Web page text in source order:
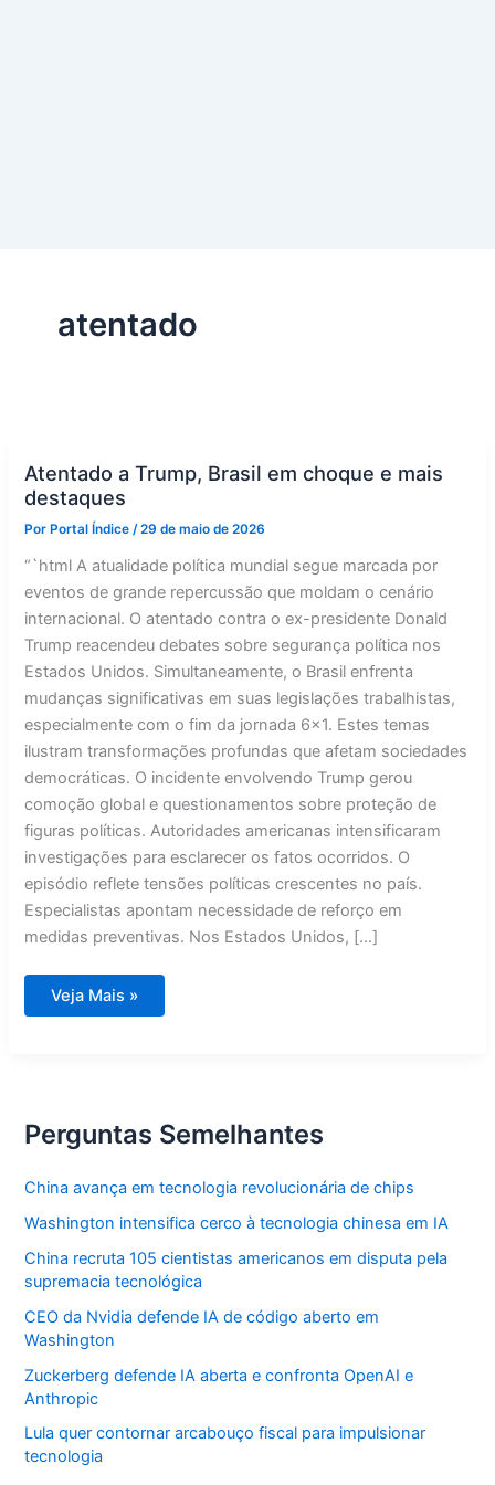
atentado
Atentado a Trump, Brasil em choque e mais
destaques
Por Portal Índice/29 de maio de 2026
“`html A atualidade política mundial segue marcada por
eventos de grande repercussão que moldam o cenário
internacional. O atentado contra o ex-presidente Donald
Trump reacendeu debates sobre segurança política nos
Estados Unidos. Simultaneamente, o Brasil enfrenta
mudanças significativas em suas legislações trabalhistas,
especialmente com o fim da jornada 6×1. Estes temas
ilustram transformações profundas que afetam sociedades
democráticas. O incidente envolvendo Trump gerou
comoção global e questionamentos sobre proteção de
figuras políticas. Autoridades americanas intensificaram
investigações para esclarecer os fatos ocorridos. O
episódio reflete tensões políticas crescentes no país.
Especialistas apontam necessidade de reforço em
medidas preventivas. Nos Estados Unidos, […]
Atentado
Veja Mais »
Perguntas Semelhantes
China avança em tecnologia revolucionária de chips
Washington intensifica cerco à tecnologia chinesa em IA
China recruta 105 cientistas americanos em disputa pela
supremacia tecnológica
CEO da Nvidia defende IA de código aberto em
Washington
Zuckerberg defende IA aberta e confronta OpenAI e
Anthropic
Lula quer contornar arcabouço fiscal para impulsionar
tecnologia